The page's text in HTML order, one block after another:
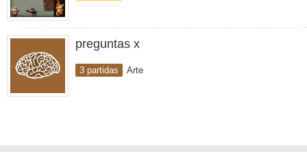
preguntas x
3 partidas Arte